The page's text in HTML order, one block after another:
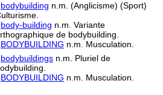
bodybuilding n.m. (Anglicisme) (Sport)
body-building n.m. Variante
de bodybuilding.
BODYBUILDING n.m. Musculation.
bodybuildings n.m. Pluriel de
BODYBUILDING n.m. Musculation.